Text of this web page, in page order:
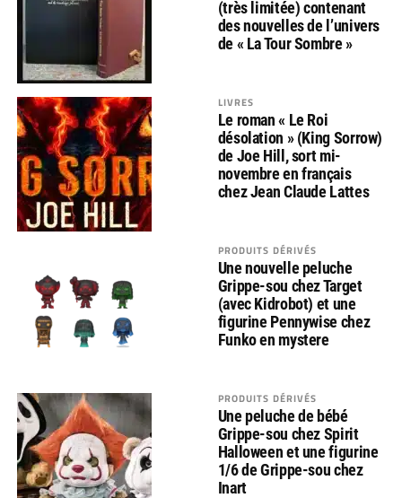
(très limitée) contenant
des nouvelles de l’univers
de « La Tour Sombre »
LIVRES
Le roman « Le Roi
désolation » (King Sorrow)
de Joe Hill, sort mi-
novembre en français
chez Jean Claude Lattes
PRODUITS DÉRIVÉS
Une nouvelle peluche
Grippe-sou chez Target
(avec Kidrobot) et une
figurine Pennywise chez
Funko en mystere
PRODUITS DÉRIVÉS
Une peluche de bébé
Grippe-sou chez Spirit
Halloween et une figurine
1/6 de Grippe-sou chez
Inart